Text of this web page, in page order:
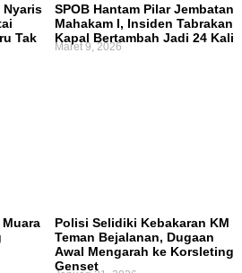
Nyaris
Tak
SPOB Hantam Pilar Jembatan
Mahakam I, Insiden Tabrakan
Kapal Bertambah Jadi 24 Kali
Maret 9, 2026
Polisi Selidiki Kebakaran KM
Teman Bejalanan, Dugaan
Awal Mengarah ke Korsleting
Genset